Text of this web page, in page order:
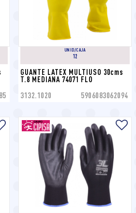
UNID/CAJA
12
GUANTE LATEX MULTIUSO 30cms
T.8 MEDIANA 74071 FLO
3132.1020 5906083062094